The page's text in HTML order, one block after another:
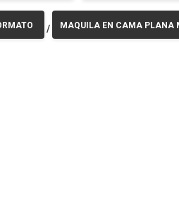
/ MAQUILA EN CAMA PLANA